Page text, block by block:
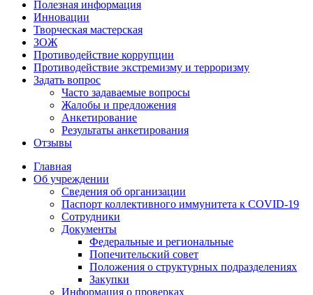
Полезная информация
Инновации
Творческая мастерская
ЗОЖ
Противодействие коррупции
Противодействие экстремизму и терроризму
Задать вопрос
Часто задаваемые вопросы
Жалобы и предложения
Анкетирование
Результаты анкетирования
Отзывы
Главная
Об учреждении
Сведения об организации
Паспорт коллективного иммунитета к COVID-19
Сотрудники
Документы
Федеральные и региональные
Попечительский совет
Положения о структурных подразделениях
Закупки
Информация о проверках